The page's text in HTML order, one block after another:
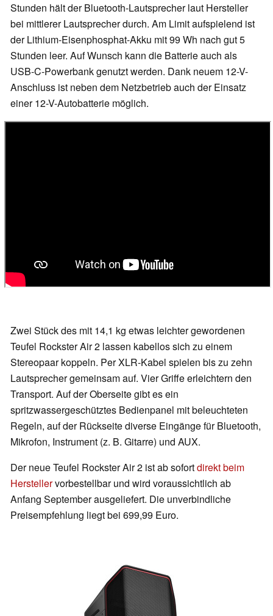
Stunden hält der Bluetooth-Lautsprecher laut Hersteller
bei mittlerer Lautsprecher durch. Am Limit aufspielend ist
der Lithium-Eisenphosphat-Akku mit 99 Wh nach gut 5
Stunden leer. Auf Wunsch kann die Batterie auch als
USB-C-Powerbank genutzt werden. Dank neuem 12-V-
Anschluss ist neben dem Netzbetrieb auch der Einsatz
einer 12-V-Autobatterie möglich.
Zwei Stück des mit 14,1 kg etwas leichter gewordenen
Teufel Rockster Air 2 lassen kabellos sich zu einem
Stereopaar koppeln. Per XLR-Kabel spielen bis zu zehn
Lautsprecher gemeinsam auf. Vier Griffe erleichtern den
Transport. Auf der Oberseite gibt es ein
spritzwassergeschütztes Bedienpanel mit beleuchteten
Regeln, auf der Rückseite diverse Eingänge für Bluetooth,
Mikrofon, Instrument (z. B. Gitarre) und AUX.
Der neue Teufel Rockster Air 2 ist ab sofortdirekt beim
Herstellervorbestellbar und wird voraussichtlich ab
Anfang September ausgeliefert. Die unverbindliche
Preisempfehlung liegt bei 699,99 Euro.